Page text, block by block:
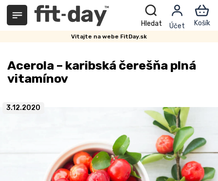
Prejsť
obsah
Vitajte na webe FitDay.sk
Acerola – karibská čerešňa plná
vitamínov
3.12.2020